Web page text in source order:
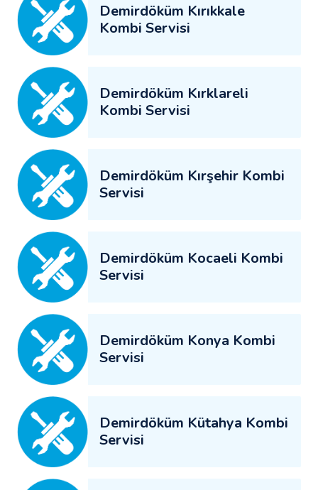
Demirdöküm Kırıkkale
Kombi Servisi
Demirdöküm Kırklareli
Kombi Servisi
Demirdöküm Kırşehir Kombi
Servisi
Demirdöküm Kocaeli Kombi
Servisi
Demirdöküm Konya Kombi
Servisi
Demirdöküm Kütahya Kombi
Servisi